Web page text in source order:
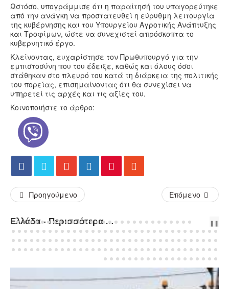
Ωστόσο, υπογράμμισε ότι η παραίτησή του υπαγορεύτηκε
από την ανάγκη να προστατευθεί η εύρυθμη λειτουργία
της κυβέρνησης και του Υπουργείου Αγροτικής Ανάπτυξης
και Τροφίμων, ώστε να συνεχιστεί απρόσκοπτα το
κυβερνητικό έργο.
Κλείνοντας, ευχαρίστησε τον Πρωθυπουργό για την
εμπιστοσύνη που του έδειξε, καθώς και όλους όσοι
στάθηκαν στο πλευρό του κατά τη διάρκεια της πολιτικής
του πορείας, επισημαίνοντας ότι θα συνεχίσει να
υπηρετεί τις αρχές και τις αξίες του.
Κοινοποιήστε το άρθρο:
Προηγούμενο Επόμενο
Ελλάδα - Περισσότερα Άρθρα... PREVNEXT
❚❚